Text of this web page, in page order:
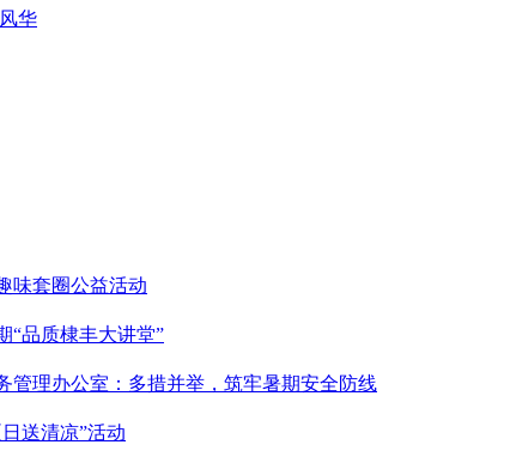
华
味套圈公益活动
“品质棣丰大讲堂”
管理办公室：多措并举，筑牢暑期安全防线
送清凉”活动